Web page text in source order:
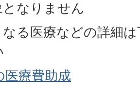
なりません
なる医療などの詳細
医療費助成